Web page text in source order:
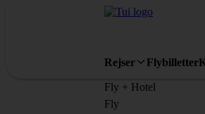
Rejser Flybilletter
Fly + Hotel
Fly